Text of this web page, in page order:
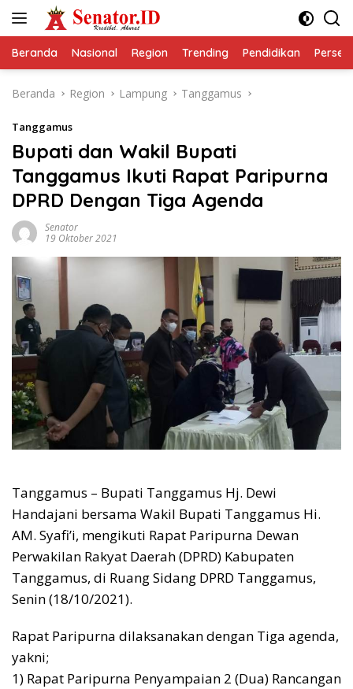
Beranda Nasional Region Trending Pendidikan
Beranda Region Lampung Tanggamus
Tanggamus
Bupati dan Wakil Bupati
Tanggamus Ikuti Rapat Paripurna
DPRD Dengan Tiga Agenda
Senator
19 Oktober 2021
Tanggamus – Bupati Tanggamus Hj. Dewi
Handajani bersama Wakil Bupati Tanggamus Hi.
AM. Syafi’i, mengikuti Rapat Paripurna Dewan
Perwakilan Rakyat Daerah (DPRD) Kabupaten
Tanggamus, di Ruang Sidang DPRD Tanggamus,
Senin (18/10/2021).
Rapat Paripurna dilaksanakan dengan Tiga agenda,
yakni;
1) Rapat Paripurna Penyampaian 2 (Dua) Rancangan